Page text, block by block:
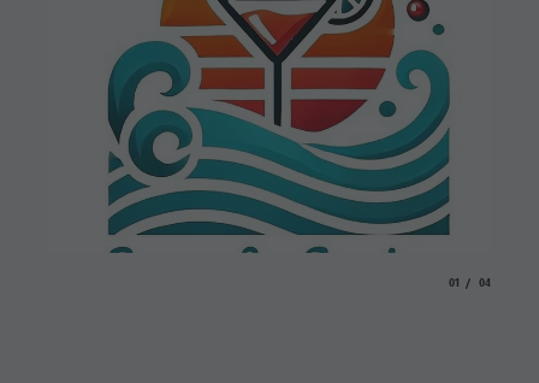
01 04